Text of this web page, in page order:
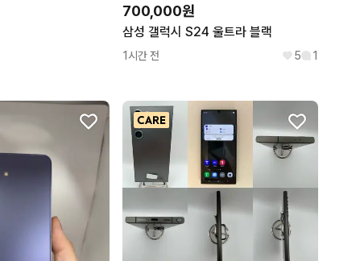
갤럭시 S23 플러스 512GB
갤럭시 Z플립5 256GB
갤럭시 S25 FE 256GB
갤럭시 S26+ 256GB
갤럭시 S26+ 512GB
갤럭시 S26 울트라 512GB
갤럭시 S26 울트라 1TB
700,000원
삼성 갤럭시 S24 울트라 블랙
1시간 전 5 1